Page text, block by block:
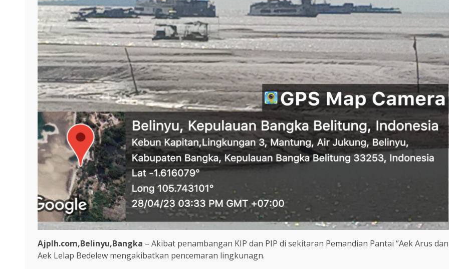
Ajplh.com,Belinyu,Bangka – Akibat penambangan KIP dan PIP di sekitaran Pemandian Pantai “Aek Arus dan
Aek Lelap Bedelew mengakibatkan pencemaran lingkunagn.